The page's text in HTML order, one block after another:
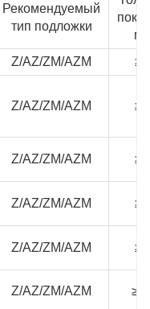
Рекомендуемый
тип подложки
Z/AZ/ZM/AZM
Z/AZ/ZM/AZM
Z/AZ/ZM/AZM
Z/AZ/ZM/AZM
Z/AZ/ZM/AZM
Z/AZ/ZM/AZM